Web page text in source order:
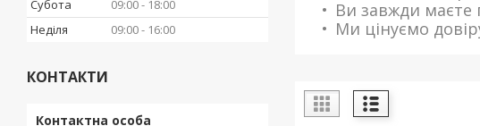
Ви завжди маєте
Ми цінуємо
Субота
09:00
18:00
Неділя
09:00 16:00
КОНТАКТИ